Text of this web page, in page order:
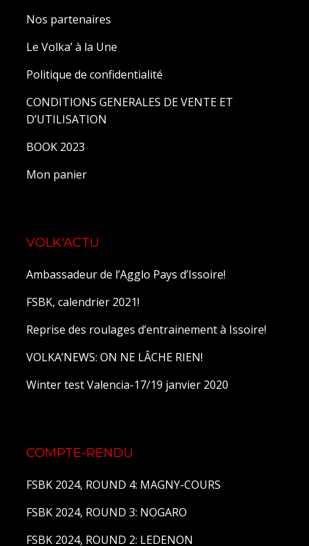
Nos partenaires
Le Volka’ à la Une
Politique de confidentialité
CONDITIONS GENERALES DE VENTE ET
D’UTILISATION
BOOK 2023
Mon panier
VOLK'ACTU
Ambassadeur de l’Agglo Pays d’Issoire!
FSBK, calendrier 2021!
Reprise des roulages d’entrainement à Issoire!
VOLKA’NEWS: ON NE LÂCHE RIEN!
Winter test Valencia-17/19 janvier 2020
COMPTE-RENDU
FSBK 2024, ROUND 4: MAGNY-COURS
FSBK 2024, ROUND 3: NOGARO
FSBK 2024, ROUND 2: LEDENON